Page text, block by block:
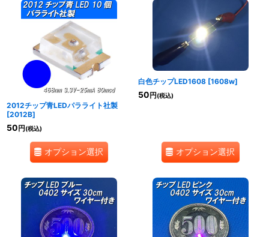
2012チップ青LEDパラライト社製
[2012B]
50円(税込)
オプション選択
白色チップLED1608 [1608w]
50円(税込)
オプション選択